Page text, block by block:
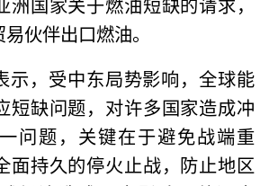
伙伴出口燃油。
示，受中东局势影响，全球能
短缺问题，对许多国家造成冲
问题，关键在于避免战端重
面持久的停火止战，防止地区